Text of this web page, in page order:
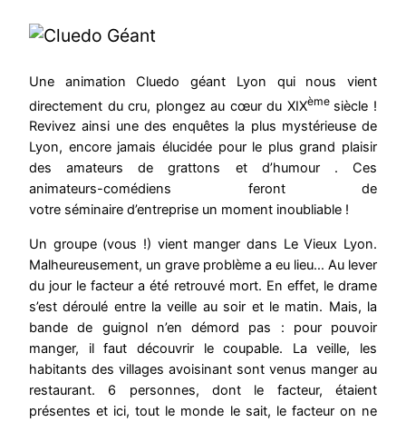
Une animation Cluedo géant Lyon qui nous vient
directement du cru, plongez au cœur du XIXème siècle !
Revivez ainsi une des enquêtes la plus mystérieuse de
Lyon, encore jamais élucidée pour le plus grand plaisir
des amateurs de grattons et d’humour . Ces
animateurs-comédiens feront de
votre séminaire d’entreprise un moment inoubliable !
Un groupe (vous !) vient manger dans Le Vieux Lyon.
Malheureusement, un grave problème a eu lieu… Au lever
du jour le facteur a été retrouvé mort. En effet, le drame
s’est déroulé entre la veille au soir et le matin. Mais, la
bande de guignol n’en démord pas : pour pouvoir
manger, il faut découvrir le coupable. La veille, les
habitants des villages avoisinant sont venus manger au
restaurant. 6 personnes, dont le facteur, étaient
présentes et ici, tout le monde le sait, le facteur on ne